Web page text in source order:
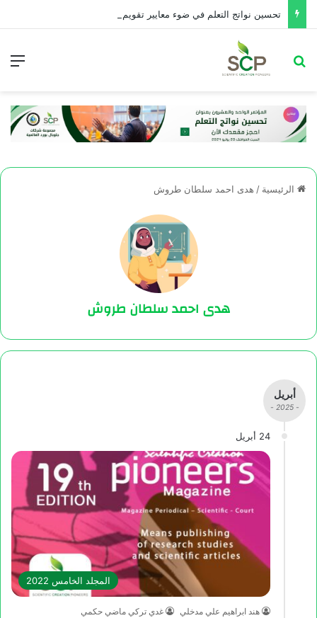
تحسین نواتج التعلم في ضوء معايير تقويم الأداء التربوي
الرئيسية / هدى احمد سلطان طروش
هدى احمد سلطان طروش
أبريل
- 2025 -
24 أبريل
المجلد الخامس 2022
هند ابراهيم علي مدخلي
غدي تركي ماضي حكمي